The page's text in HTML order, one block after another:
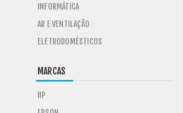
INFORMÁTICA
AR E VENTILAÇÃO
ELETRODOMÉSTICOS
MARCAS
HP